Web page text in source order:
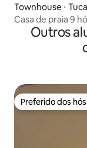
Townhouse ⋅
Casa de praia 9
Outros
Preferido dos
Preferido dos